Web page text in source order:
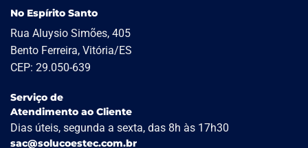
No Espírito Santo
Rua Aluysio Simões, 405
Bento Ferreira, Vitória/ES
CEP: 29.050-639
Serviço de
Atendimento ao Cliente
Dias úteis, segunda a sexta, das 8h às 17h30
sac@solucoestec.com.br